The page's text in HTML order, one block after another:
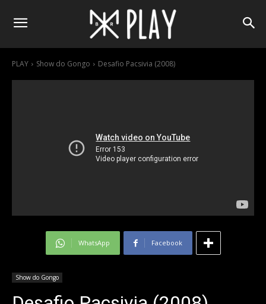
PLAY Show do Gongo Desafio Pacsivia (2008)
WhatsApp Facebook
Show do Gongo